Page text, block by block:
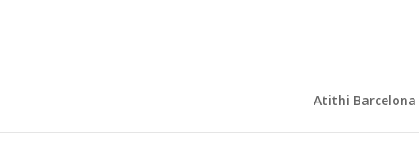
Atithi Barcelona